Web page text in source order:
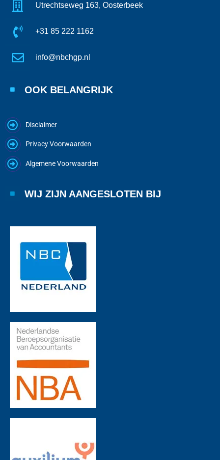
Utrechtseweg 163, Oosterbeek
+31 85 222 1162
info@nbchgp.nl
OOK BELANGRIJK
Disclaimer
Privacy Voorwaarden
Algemene Voorwaarden
WIJ ZIJN AANGESLOTEN BIJ